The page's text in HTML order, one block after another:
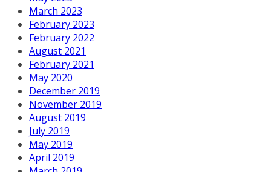
March 2023
February 2023
February 2022
August 2021
February 2021
May 2020
December 2019
November 2019
August 2019
July 2019
May 2019
April 2019